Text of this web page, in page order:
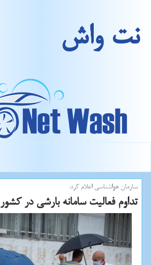
نت واش
سازمان هواشناسی اعلام كرد:
تداوم فعالیت سامانه بارشی در كشور